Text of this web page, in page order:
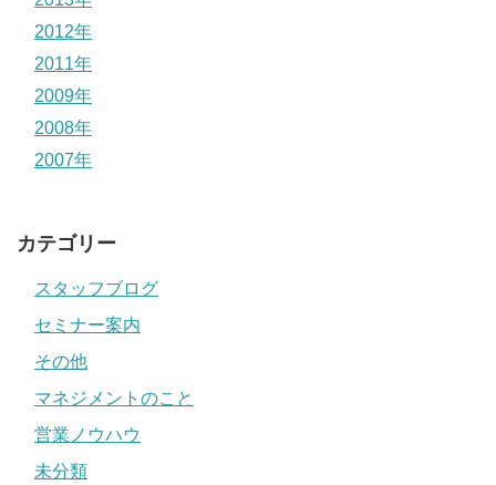
2012年
2011年
2009年
2008年
2007年
カテゴリー
スタッフブログ
セミナー案内
その他
マネジメントのこと
営業ノウハウ
未分類